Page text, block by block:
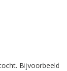
Bijvoorbeeld